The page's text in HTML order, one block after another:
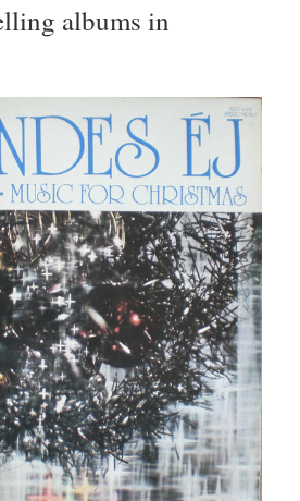
albums in